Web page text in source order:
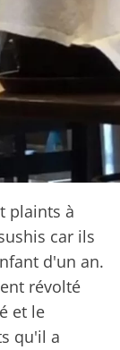
plaints à
car ils
d'un an.
révolté
et le
qu'il a